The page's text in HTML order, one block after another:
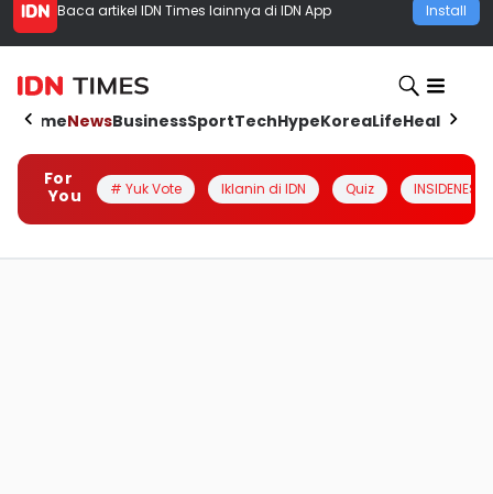
Baca artikel IDN Times lainnya di IDN App Install
HomeNewsBusinessSportTechHypeKoreaLifeHealth
For
You
# Yuk Vote Iklanin di IDN Quiz INSIDENESIA